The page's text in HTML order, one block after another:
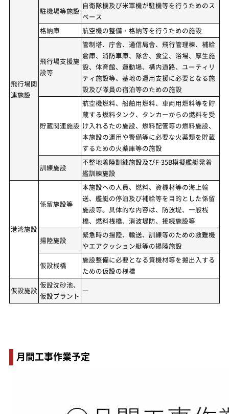
飛行場関
連施設
駐機場等施設
自衛隊機及び米軍機が駐機等を行うためのス
ペース
格納庫
航空機の整備・格納等を行うための施設
飛行場支援施
設等
管制塔、庁舎、通信局舎、飛行管理棟、補給
倉庫、消防車庫、隊舎、食堂、浴場、厚生施
設、体育館、運動場、構内道路、ユーティリ
ティ施設等、基地の運用支援に必要となる施
設及び隊員の宿泊等のための施設
貯蔵関連施設
航空機燃料、船舶用燃料、車両用燃料等を貯
蔵する燃料タンク、タンカーからの燃料を受
け入れるたの施設、燃料配管等の燃料施設、
本施設の運用や警備等に必要な火薬類を貯蔵
するための火薬庫等の施設
訓練施設
不整地着陸訓練施設及びF-35B模擬艦艇発着
艦訓練施設
港湾施設
係留施設等
本施設への人員、燃料、資機材等の海上輸
送、艦艇の停泊及び補給等を目的とした係留
施設等。具体的な内容は、防波堤、一般桟
橋、燃料桟橋、消波堤防、接続施設等
揚陸施設
緊急時の揚陸、輸送、訓練等のための救難機
やエアクッション艇等の揚陸施設
仮設桟橋
施設整備に必要となる資機材等を搬出入する
ための仮設の桟橋
仮設施設
仮設沈砂池、
仮設プラント
―
月間工事作業予定